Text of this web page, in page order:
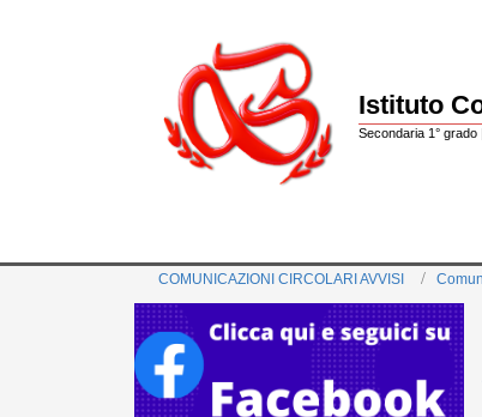
Istituto
Secondaria 1°
COMUNICAZIONI CIRCOLARI AVVISI